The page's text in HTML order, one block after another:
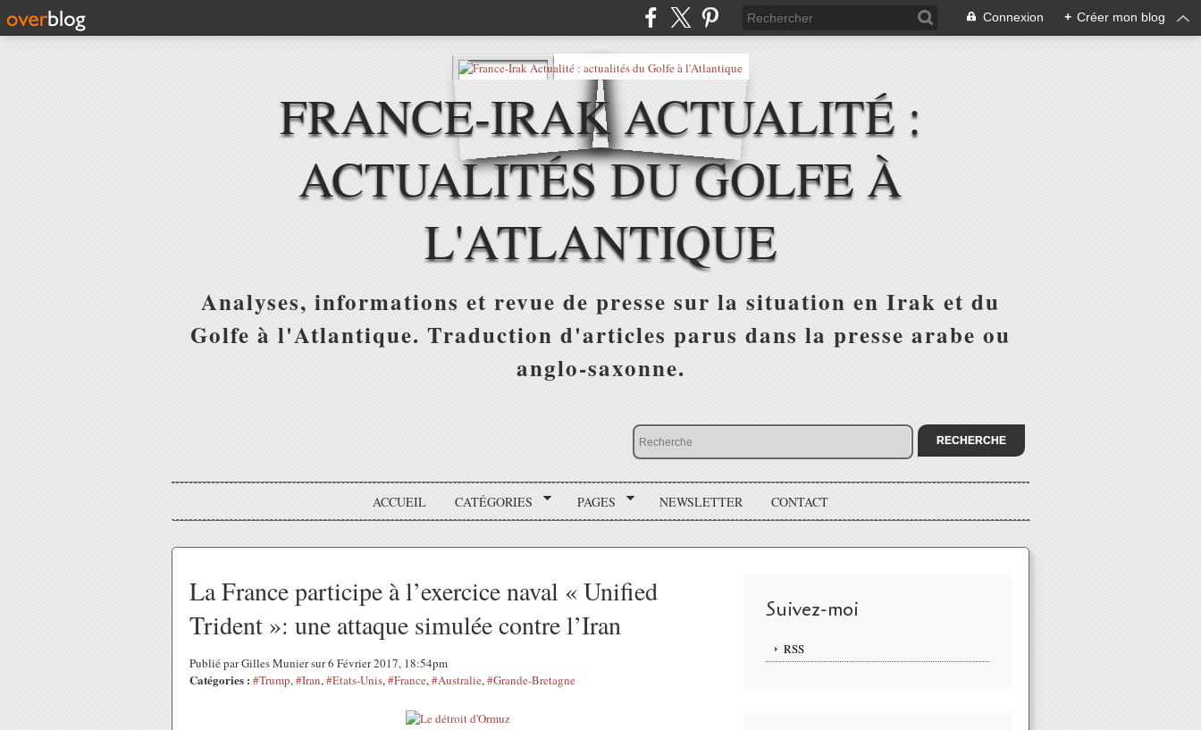
Connexion + Créer mon blog
FRANCE-IRAK ACTUALITÉ :
ACTUALITÉS DU GOLFE À
L'ATLANTIQUE
Analyses, informations et revue de presse sur la situation en Irak et du
Golfe à l'Atlantique. Traduction d'articles parus dans la presse arabe ou
anglo-saxonne.
ACCUEIL CATÉGORIES PAGES NEWSLETTER CONTACT
La France participe à l’exercice naval « Unified
Trident »: une attaque simulée contre l’Iran
Publié par Gilles Munier sur 6 Février 2017, 18:54pm
Catégories : #Trump,#Iran,#Etats-Unis,#France,#Australie,#Grande-Bretagne
Suivez-moi
RSS